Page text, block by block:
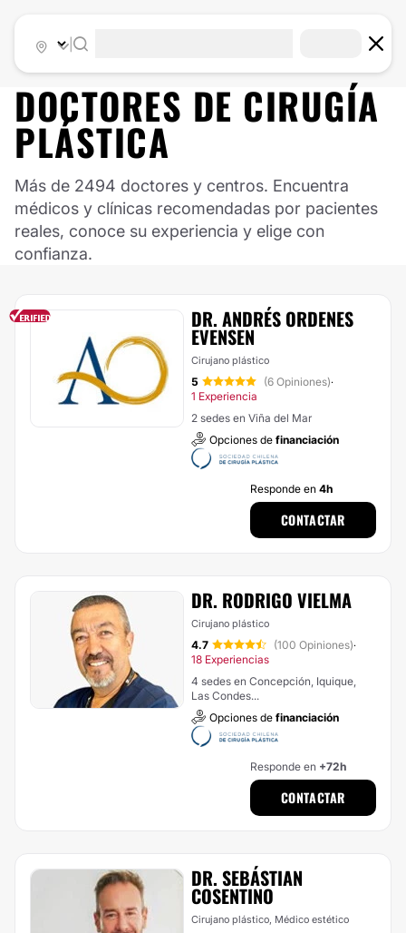
DOCTORES DE CIRUGÍA
PLÁSTICA
Más de 2494 doctores y centros. Encuentra
médicos y clínicas recomendadas por pacientes
reales, conoce su experiencia y elige con
confianza.
DR. ANDRÉS ORDENES
EVENSEN
Cirujano plástico
5 (6 Opiniones)·
1 Experiencia
2 sedes en Viña del Mar
Opciones de financiación
Responde en 4h
CONTACTAR
DR. RODRIGO VIELMA
Cirujano plástico
4.7 (100 Opiniones)·
18 Experiencias
4 sedes en Concepción, Iquique,
Las Condes...
Opciones de financiación
Responde en +72h
CONTACTAR
DR. SEBÁSTIAN
COSENTINO
Cirujano plástico, Médico estético